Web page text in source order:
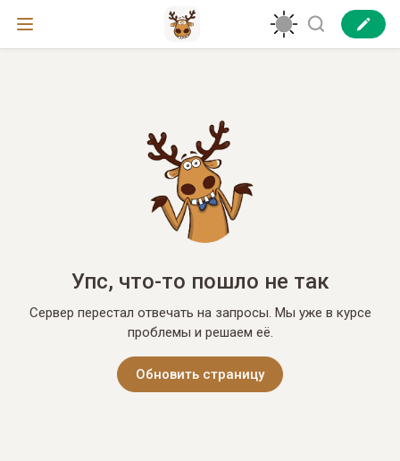
Упс, что-то пошло не так
Сервер перестал отвечать на запросы. Мы уже в курсе
проблемы и решаем её.
Обновить страницу